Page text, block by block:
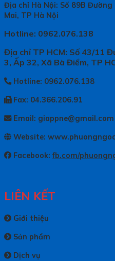
Địa chỉ Hà Nội: Số 89B
Mai, TP Hà Nội
Hotline: 0962.076.138
Địa chỉ TP HCM: Số 43/11
3, Ấp 32, Xã Bà Điểm, TP
Hotline: 0962.076.138
Fax: 04.366.206.91
Email: giappne@gmail.com
Website:
Facebook:fb.com/
LIÊN KẾT
Giới thiệu
Sản phẩm
Dịch vụ